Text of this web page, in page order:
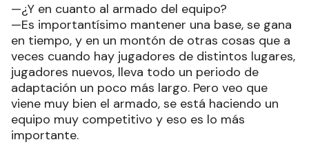
—¿Y en cuanto al armado del equipo?
—Es importantísimo mantener una base, se gana
en tiempo, y en un montón de otras cosas que a
veces cuando hay jugadores de distintos lugares,
jugadores nuevos, lleva todo un periodo de
adaptación un poco más largo. Pero veo que
viene muy bien el armado, se está haciendo un
equipo muy competitivo y eso es lo más
importante.